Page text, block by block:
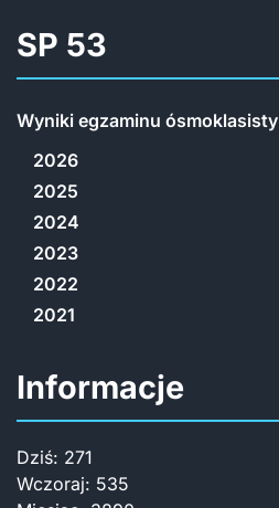
SP 53
Wyniki egzaminu ósmoklasisty
2026
2025
2024
2023
2022
2021
Informacje
Dziś: 271
Wczoraj: 535